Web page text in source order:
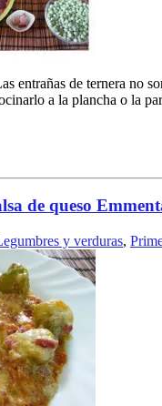
entrañas de ternera no
a la plancha o la
de queso
y verduras,